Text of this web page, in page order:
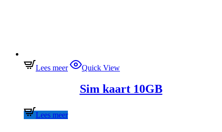
Lees meer Quick View
Sim kaart 10GB
Lees meer